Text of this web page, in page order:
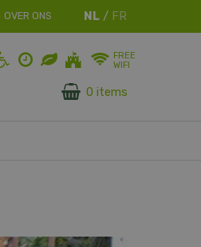
OVER ONS
FREE
WIFI
0 items